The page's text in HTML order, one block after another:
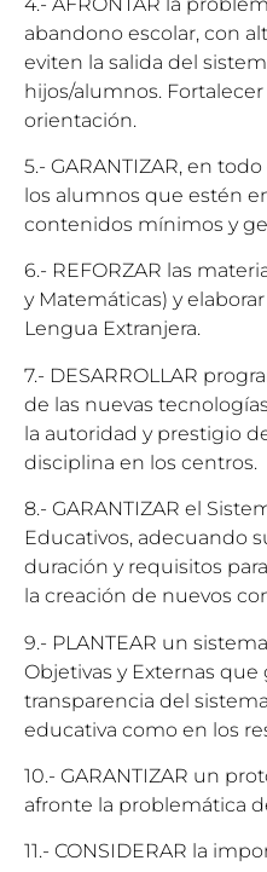
abandono escolar, con
eviten la salida del
hijos/alumnos.
orientación.
5.- GARANTIZAR, en
los alumnos que estén
contenidos mínimos y
6.- REFORZAR las
y Matemáticas) y
Lengua Extranjera.
7.- DESARROLLAR
de las nuevas
la autoridad y prestigio
disciplina en los centros.
8.- GARANTIZAR el
Educativos, adecuando
duración y requisitos
la creación de nuevos
9.- PLANTEAR un
Objetivas y Externas que
transparencia del
educativa como en los
10.- GARANTIZAR un
afronte la problemática
11.- CONSIDERAR la